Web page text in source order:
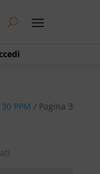
30 PPM / Pagina 3